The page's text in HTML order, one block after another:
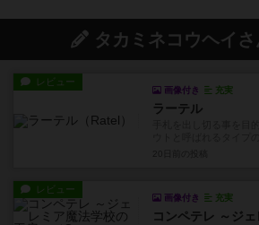
タカミネコウヘイ
レビュー
画像付き 充実
ラーテル
レビュー
画像付き 充実